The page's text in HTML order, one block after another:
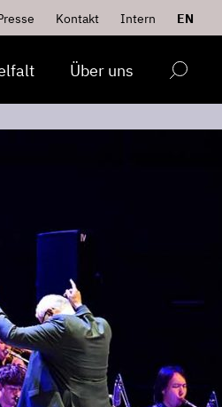
Kontakt Intern EN
Über uns